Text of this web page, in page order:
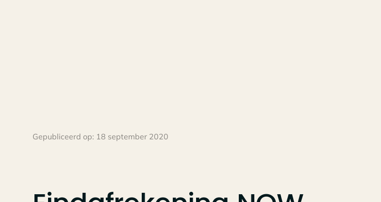
Gepubliceerd op: 18 september 2020